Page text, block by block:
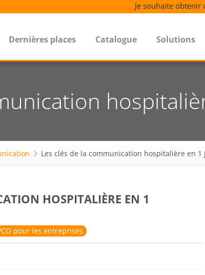
Je souhaite obtenir
Dernières places Catalogue Solutions
Les clés de la communication hospitalière en 1
HOSPITALIÈRE EN 1
pour les entreprises